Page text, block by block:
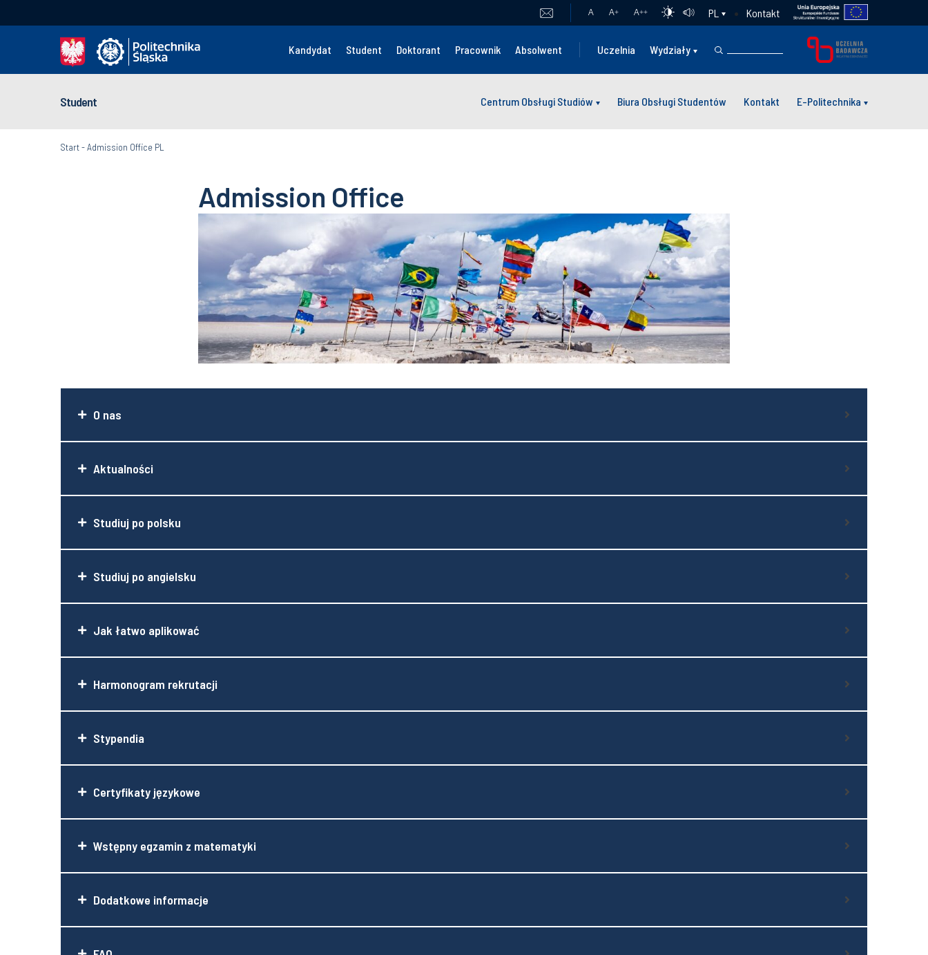
A A+ A++ PL Kontakt
Kandydat Student Doktorant Pracownik Absolwent Uczelnia Wydziały
Student Centrum Obsługi Studiów Biura Obsługi Studentów Kontakt E-Politechnika
Start-Admission Office PL
Admission Office
O nas
Aktualności
Studiuj po polsku
Studiuj po angielsku
Jak łatwo aplikować
Harmonogram rekrutacji
Stypendia
Certyfikaty językowe
Wstępny egzamin z matematyki
Dodatkowe informacje